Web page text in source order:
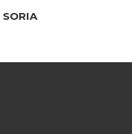
SORIA